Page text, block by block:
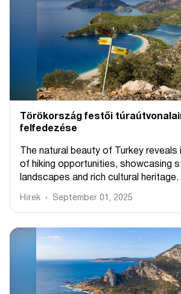
Törökország festői
felfedezése
The natural beauty of Turkey
of hiking opportunities, showcasing
landscapes and rich cultural heritage.
Hírek September 01, 2025